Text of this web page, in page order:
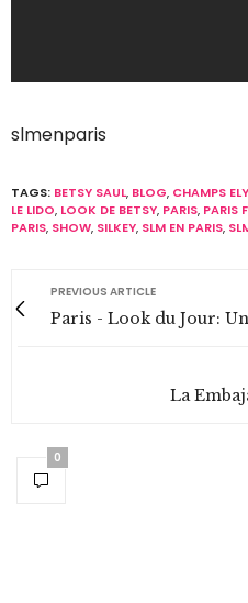
slmenparis
TAGS: BETSY SAUL, BLOG, CHAMPS
LE LIDO, LOOK DE BETSY, PARIS, PARIS
PARIS, SHOW, SILKEY, SLM EN PARIS,
PREVIOUS ARTICLE
Paris - Look du Jour:
La
0